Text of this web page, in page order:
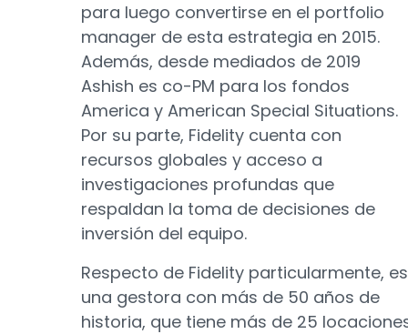
para luego convertirse en el portfolio
manager de esta estrategia en 2015.
Además, desde mediados de 2019
Ashish es co-PM para los fondos
America y American Special Situations.
Por su parte, Fidelity cuenta con
recursos globales y acceso a
investigaciones profundas que
respaldan la toma de decisiones de
inversión del equipo.
Respecto de Fidelity particularmente, es
una gestora con más de 50 años de
historia, que tiene más de 25